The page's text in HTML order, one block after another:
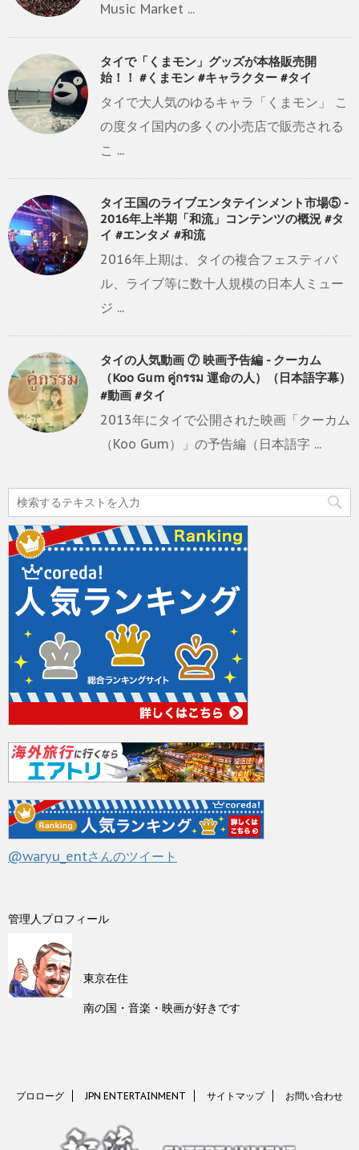
Music Market ...
タイで「くまモン」グッズが本格販売開
始！！ #くまモン #キャラクター #タイ
タイで大人気のゆるキャラ「くまモン」 こ
の度タイ国内の多くの小売店で販売される
こ ...
タイ王国のライブエンタテインメント市場⑤ -
2016年上半期「和流」コンテンツの概況 #タ
イ #エンタメ #和流
2016年上期は、タイの複合フェスティバ
ル、ライブ等に数十人規模の日本人ミュー
ジ ...
タイの人気動画 ⑦ 映画予告編 - クーカム
（Koo Gum คู่กรรม 運命の人）（日本語字幕）
#動画 #タイ
2013年にタイで公開された映画「クーカム
（Koo Gum）」の予告編（日本語字 ...
@waryu_entさんのツイート
管理人プロフィール
東京在住
南の国・音楽・映画が好きです
プロローグ JPN ENTERTAINMENT サイトマップ お問い合わせ